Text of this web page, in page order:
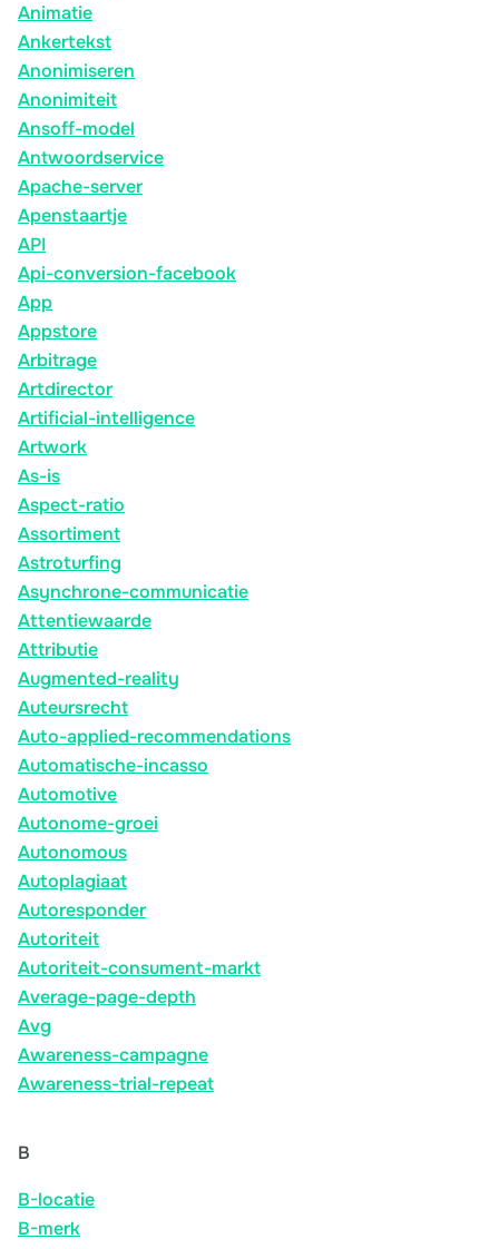
Animatie
Ankertekst
Anonimiseren
Anonimiteit
Ansoff-model
Antwoordservice
Apache-server
Apenstaartje
API
Api-conversion-facebook
App
Appstore
Arbitrage
Artdirector
Artificial-intelligence
Artwork
As-is
Aspect-ratio
Assortiment
Astroturfing
Asynchrone-communicatie
Attentiewaarde
Attributie
Augmented-reality
Auteursrecht
Auto-applied-recommendations
Automatische-incasso
Automotive
Autonome-groei
Autonomous
Autoplagiaat
Autoresponder
Autoriteit
Autoriteit-consument-markt
Average-page-depth
Avg
Awareness-campagne
Awareness-trial-repeat
B
B-locatie
B-merk